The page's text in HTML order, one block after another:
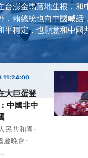
台澎金馬落地生根，和
，賴總統也向中國喊話
平穩定，也願意和中國
11:24:00
大巨蛋登
中國非中
民共和國 ·
慶晚會 ·